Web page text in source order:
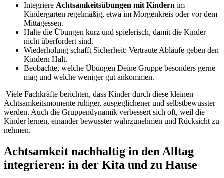
Integriere Achtsamkeitsübungen mit Kindern im
Kindergarten regelmäßig, etwa im Morgenkreis oder vor dem
Mittagessen.
Halte die Übungen kurz und spielerisch, damit die Kinder
nicht überfordert sind.
Wiederholung schafft Sicherheit: Vertraute Abläufe geben den
Kindern Halt.
Beobachte, welche Übungen Deine Gruppe besonders gerne
mag und welche weniger gut ankommen.
Viele Fachkräfte berichten, dass Kinder durch diese kleinen
Achtsamkeitsmomente ruhiger, ausgeglichener und selbstbewusster
werden. Auch die Gruppendynamik verbessert sich oft, weil die
Kinder lernen, einander bewusster wahrzunehmen und Rücksicht zu
nehmen.
Achtsamkeit nachhaltig in den Alltag
integrieren: in der Kita und zu Hause